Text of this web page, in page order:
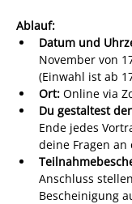
Ablauf:
Datum und
November von
(Einwahl ist ab
Ort: Online via
Du gestaltest
Ende jedes
deine Fragen an
Anschluss
Bescheinigung